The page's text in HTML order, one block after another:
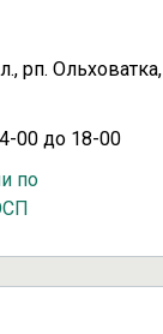
рп. Ольховатка,
00 до 18-00
по